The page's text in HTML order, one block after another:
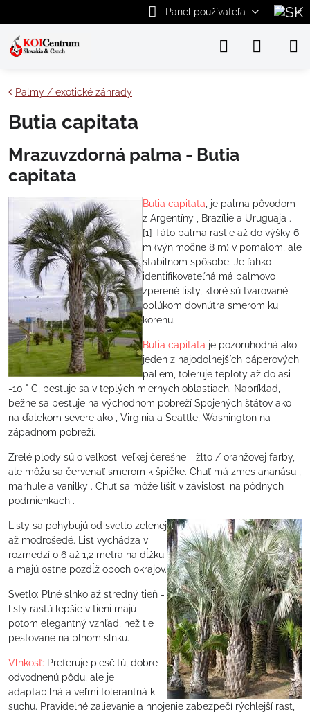
Panel používateľa
Palmy / exotické záhrady
Butia capitata
Mrazuvzdorná palma - Butia
capitata
Butia capitata , je palma pôvodom
z Argentíny , Brazílie a Uruguaja .
[1] Táto palma rastie až do výšky 6
m (výnimočne 8 m) v pomalom, ale
stabilnom spôsobe. Je ľahko
identifikovateľná má palmovo
zperené listy, ktoré sú tvarované
oblúkom dovnútra smerom ku
korenu.
Butia capitata je pozoruhodná ako
jeden z najodolnejších páperových
paliem, toleruje teploty až do asi
-10 ° C, pestuje sa v teplých miernych oblastiach. Napríklad,
bežne sa pestuje na východnom pobreží Spojených štátov ako i
na ďalekom severe ako , Virginia a Seattle, Washington na
západnom pobreží.
Zrelé plody sú o veľkosti veľkej čerešne - žlto / oranžovej farby,
ale môžu sa červenať smerom k špičke. Chuť má zmes ananásu ,
marhule a vanilky . Chuť sa môže líšiť v závislosti na pôdnych
podmienkach .
Listy sa pohybujú od svetlo zelenej
až modrošedé. List vychádza v
rozmedzí 0,6 až 1,2 metra na dĺžku
a majú ostne pozdĺž oboch okrajov.
Svetlo: Plné slnko až stredný tieň -
listy rastú lepšie v tieni majú
potom elegantný vzhľad, než tie
pestované na plnom slnku.
Vlhkosť: Preferuje piesčitú, dobre
odvodnenú pôdu, ale je
adaptabilná a veľmi tolerantná k
suchu. Pravidelné zalievanie a hnojenie zabezpečí rýchlejší rast,